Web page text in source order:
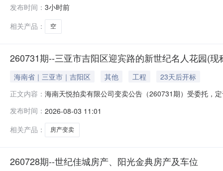
时间：2026年8月19日-21日。本公告其他未尽事宜，详
发布时间： 3小时前
相关产品：
空
260731期--三亚市吉阳区迎宾路的新世纪名人花园(
海南省｜三亚市｜吉阳区 其他 工程
23天后开标
正文内容： 海南天悦拍卖有限公司变卖公告（260731期）受委托，
2026年8月24日至2026年8月26日。展示地点：标的物
发布时间： 2026-08-03 11:01
相关产品：
房产变卖
260728期--世纪佳城房产、阳光金典房产及车位